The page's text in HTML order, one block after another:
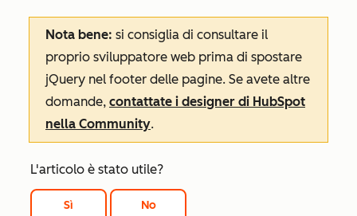
Nota bene: si consiglia di consultare il
proprio sviluppatore web prima di spostare
jQuery nel footer delle pagine. Se avete altre
domande, contattate i designer di HubSpot
nella Community.
L'articolo è stato utile?
Sì No